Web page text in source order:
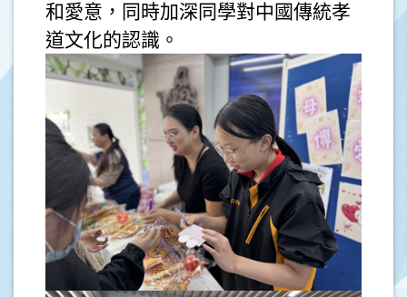
和愛意，同時加深同學對中國傳統孝
道文化的認識。